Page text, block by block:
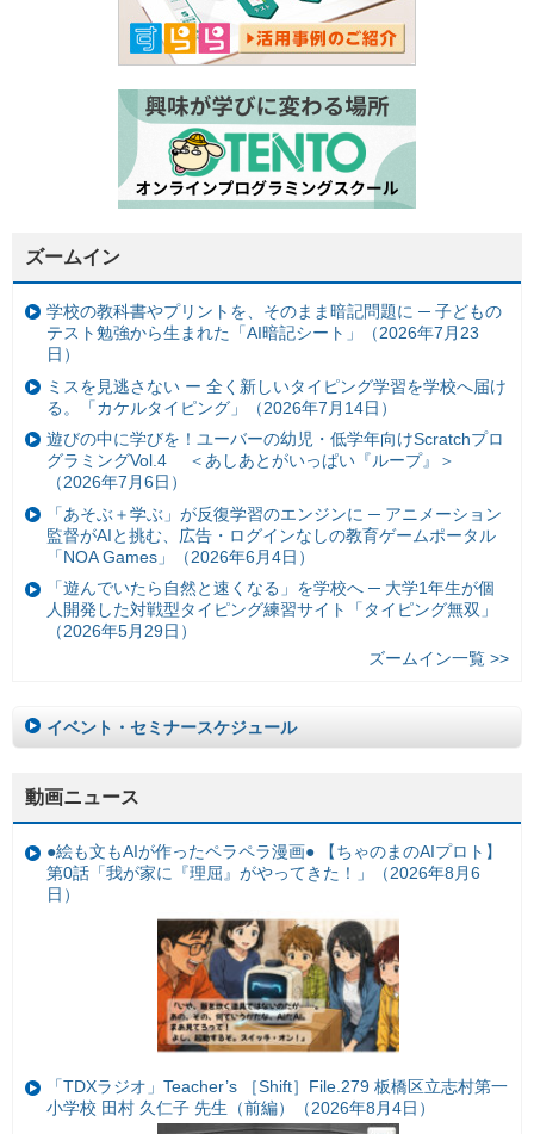
ズームイン
学校の教科書やプリントを、そのまま暗記問題に ─ 子どもの
テスト勉強から生まれた「AI暗記シート」（2026年7月23
日）
ミスを見逃さない ー 全く新しいタイピング学習を学校へ届け
る。「カケルタイピング」（2026年7月14日）
遊びの中に学びを！ユーバーの幼児・低学年向けScratchプロ
グラミングVol.4 ＜あしあとがいっぱい『ループ』＞
（2026年7月6日）
「あそぶ＋学ぶ」が反復学習のエンジンに ─ アニメーション
監督がAIと挑む、広告・ログインなしの教育ゲームポータル
「NOA Games」（2026年6月4日）
「遊んでいたら自然と速くなる」を学校へ ─ 大学1年生が個
人開発した対戦型タイピング練習サイト「タイピング無双」
（2026年5月29日）
ズームイン一覧 >>
イベント・セミナースケジュール
動画ニュース
●絵も文もAIが作ったペラペラ漫画● 【ちゃのまのAIプロト】
第0話「我が家に『理屈』がやってきた！」（2026年8月6
日）
「TDXラジオ」Teacher’s ［Shift］File.279 板橋区立志村第一
小学校 田村 久仁子 先生（前編）（2026年8月4日）